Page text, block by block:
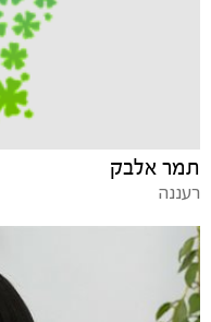
תמר אלבק
רעננה